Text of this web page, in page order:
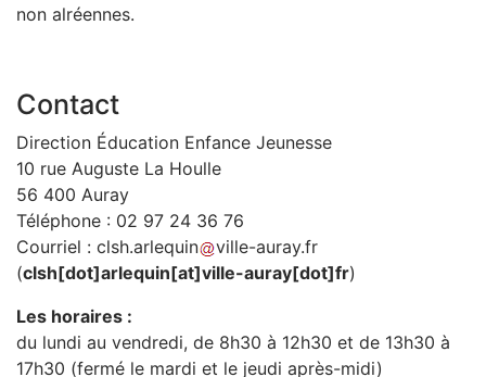
non alréennes.
Contact
Direction Éducation Enfance Jeunesse
10 rue Auguste La Houlle
56 400 Auray
Téléphone : 02 97 24 36 76
Courriel : clsh.arlequin ville-auray.fr
(clsh[dot]arlequin[at]ville-auray[dot]fr)
Les horaires :
du lundi au vendredi, de 8h30 à 12h30 et de 13h30 à
17h30 (fermé le mardi et le jeudi après-midi)